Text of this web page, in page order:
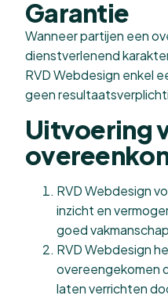
Garantie
Wanneer partijen een
dienstverlenend
RVD Webdesign enkel
geen
Uitvoering
RVD Webdesign
inzicht en
goed
RVD Webdesign
overeengekomen
laten verrichten